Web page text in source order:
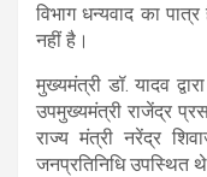
विभाग धन्यवाद का
नहीं है।
मुख्यमंत्री डॉ. यादव
उपमुख्यमंत्री राजेंद्र
राज्य मंत्री नरेंद्र
जनप्रतिनिधि उपस्थित